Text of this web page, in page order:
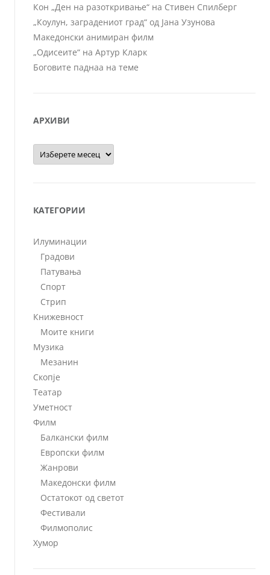
Кон „Ден на разоткривање“ на Стивен Спилберг
„Коулун, заградениот град“ од Јана Узунова
Македонски анимиран филм
„Одисеите“ на Артур Кларк
Боговите паднаа на теме
АРХИВИ
Архиви
КАТЕГОРИИ
Илуминации
Градови
Патувања
Спорт
Стрип
Книжевност
Моите книги
Музика
Мезанин
Скопје
Театар
Уметност
Филм
Балкански филм
Европски филм
Жанрови
Македонски филм
Остатокот од светот
Фестивали
Филмополис
Хумор